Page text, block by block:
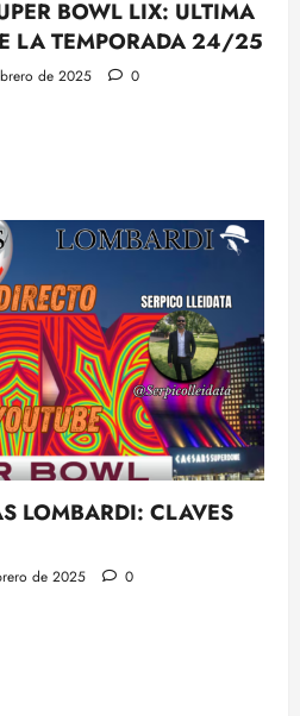
BOWL LIX: ULTIMA
LA TEMPORADA 24/25
de 2025 0
LOMBARDI: CLAVES
de 2025 0